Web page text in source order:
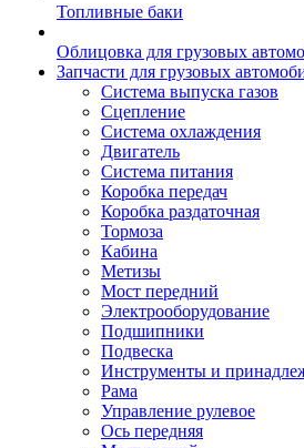
Топливные баки
Облицовка для грузовых
Запчасти для грузовых
Система выпуска газов
Сцепление
Система охлаждения
Двигатель
Система питания
Коробка передач
Коробка раздаточная
Тормоза
Кабина
Метизы
Мост передний
Электрооборудование
Подшипники
Подвеска
Инструменты и
Рама
Управление рулевое
Ось передняя